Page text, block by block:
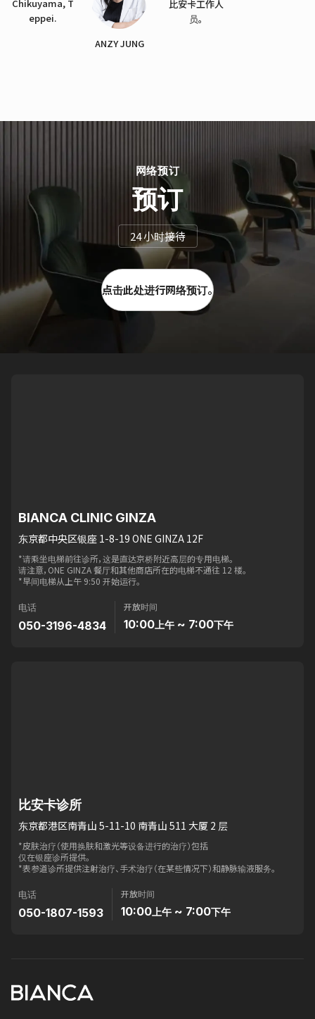
Chikuyama, T
eppei.
ANZY JUNG
比安卡工作人
员。
网络预订
预订
24 小时接待
点击此处进行网络预订。
BIANCA CLINIC GINZA
东京都中央区银座 1-8-19 ONE GINZA 12F
*请乘坐电梯前往诊所，这是直达京桥附近高层的专用电梯。
请注意，ONE GINZA 餐厅和其他商店所在的电梯不通往 12 楼。
*早间电梯从上午 9:50 开始运行。
电话
050-3196-4834
开放时间
10:00 上午 ~ 7:00下午
比安卡诊所
东京都港区南青山 5-11-10 南青山 511 大厦 2 层
*皮肤治疗（使用换肤和激光等设备进行的治疗）包括
仅在银座诊所提供。
*表参道诊所提供注射治疗、手术治疗（在某些情况下）和静脉输液服务。
电话
050-1807-1593
开放时间
10:00 上午 ~ 7:00下午